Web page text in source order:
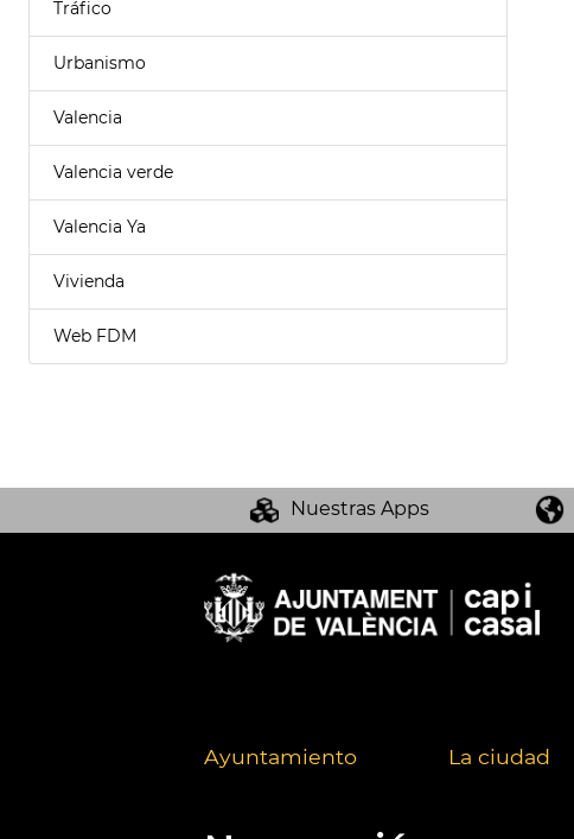
Tráfico
Urbanismo
Valencia
Valencia verde
Valencia Ya
Vivienda
Web FDM
Nuestras Apps
Ayuntamiento La ciudad